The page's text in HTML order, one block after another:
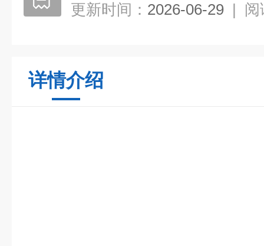
更新时间： 2026-06-29 | 阅
详情介绍